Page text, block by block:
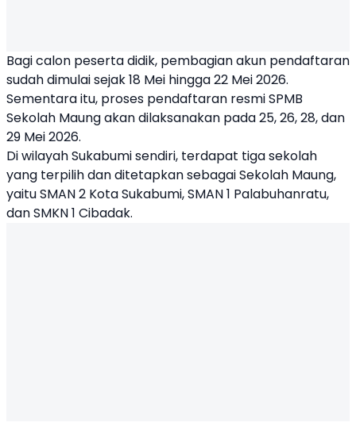
Bagi calon peserta didik, pembagian akun pendaftaran
sudah dimulai sejak 18 Mei hingga 22 Mei 2026.
Sementara itu, proses pendaftaran resmi SPMB
Sekolah Maung akan dilaksanakan pada 25, 26, 28, dan
29 Mei 2026.
Di wilayah Sukabumi sendiri, terdapat tiga sekolah
yang terpilih dan ditetapkan sebagai Sekolah Maung,
yaitu SMAN 2 Kota Sukabumi, SMAN 1 Palabuhanratu,
dan SMKN 1 Cibadak.